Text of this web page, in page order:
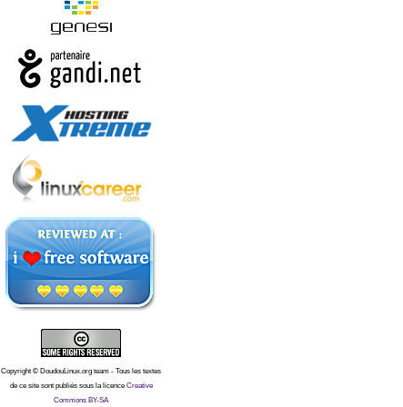
Copyright © DoudouLinux.org team - Tous les textes
de ce site sont publiés sous la licence Creative
Commons BY-SA